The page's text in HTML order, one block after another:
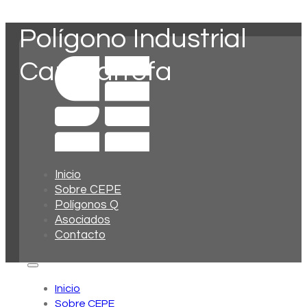
Inicio
Sobre CEPE
Polígonos Q
Asociados
Contacto
Inicio
Sobre CEPE
Polígono Industrial
Can Garrofa